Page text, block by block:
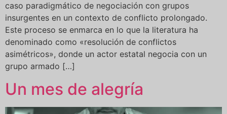
caso paradigmático de negociación con grupos
insurgentes en un contexto de conflicto prolongado.
Este proceso se enmarca en lo que la literatura ha
denominado como «resolución de conflictos
asimétricos», donde un actor estatal negocia con un
grupo armado […]
Un mes de alegría